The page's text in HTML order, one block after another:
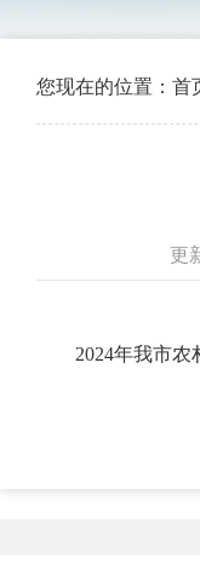
您现在的位置： 首
更
2024年我市